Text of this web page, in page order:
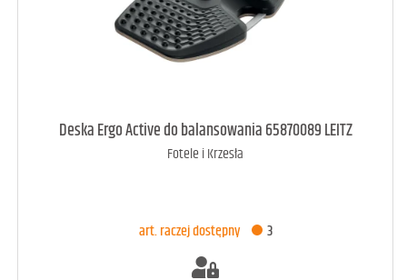
art. dostępny 5
Deska Ergo Active do balansowania 65870089 LEITZ
Fotele i Krzesła
art. raczej dostępny 3